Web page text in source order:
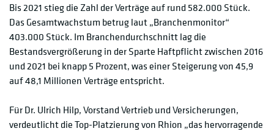
Bis 2021 stieg die Zahl der Verträge auf rund 582.000 Stück.
Das Gesamtwachstum betrug laut „Branchenmonitor“
403.000 Stück. Im Branchendurchschnitt lag die
Bestandsvergrößerung in der Sparte Haftpflicht zwischen 2016
und 2021 bei knapp 5 Prozent, was einer Steigerung von 45,9
auf 48,1 Millionen Verträge entspricht.
Für Dr. Ulrich Hilp, Vorstand Vertrieb und Versicherungen,
verdeutlicht die Top-Platzierung von Rhion „das hervorragende